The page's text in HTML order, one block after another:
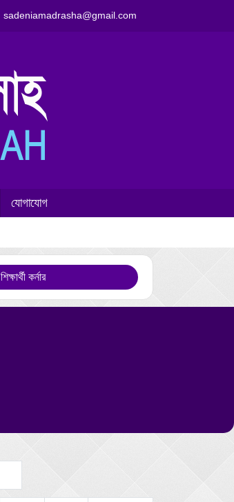
sadeniamadrasha@gmail.com
যোগাযোগ
শিক্ষার্থী কর্নার